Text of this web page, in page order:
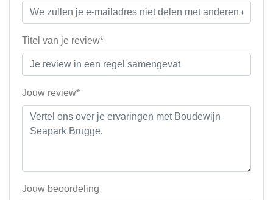
Titel van je review*
Jouw review*
Jouw beoordeling